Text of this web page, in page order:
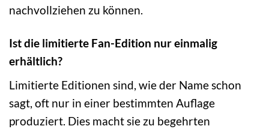
nachvollziehen zu können.
Ist die limitierte Fan-Edition nur einmalig
erhältlich?
Limitierte Editionen sind, wie der Name schon
sagt, oft nur in einer bestimmten Auflage
produziert. Dies macht sie zu begehrten